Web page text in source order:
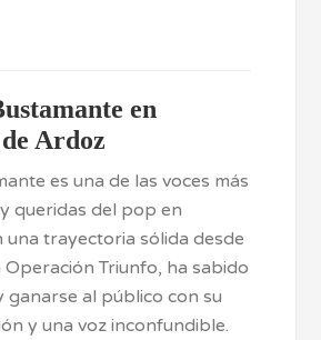
en
Ardoz
es una de las voces más
queridas del pop en
una trayectoria sólida desde
Operación Triunfo, ha sabido
ganarse al público con su
y una voz inconfundible.